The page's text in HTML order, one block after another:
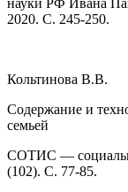
2020. С. 245-250.
Кольтинова В.В.
Содержание и
семьей
СОТИС —
(102). С. 77-85.